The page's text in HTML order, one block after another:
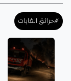
#حرائق الغابات